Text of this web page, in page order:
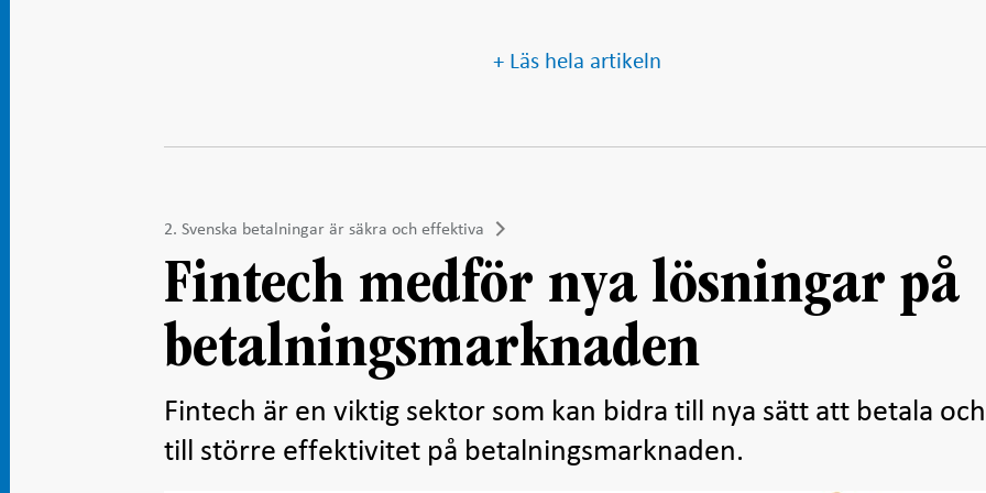
+ Läs hela artikeln
2. Svenska betalningar är säkra och effektiva
Fintech medför nya lösningar på
betalningsmarknaden
Fintech är en viktig sektor som kan bidra till nya sätt att betala och
till större effektivitet på betalningsmarknaden.